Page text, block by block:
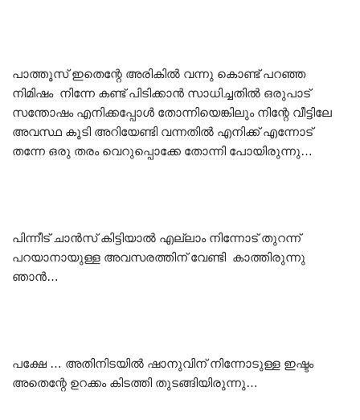
പാത്തൂസ് ഇതെന്റേ അരികിൽ വന്നു കൊണ്ട് പറഞ്ഞ
നിമിഷം നിന്നേ കണ്ട് പിടിക്കാൻ സാധിച്ചതിൽ ഒരുപാട്
സന്തോഷം എനിക്കപ്പോൾ തോന്നിയെങ്കിലും നിന്റേ വീട്ടിലേ
അവസ്ഥ കൂടി അറിയേണ്ടി വന്നതിൽ എനിക്ക് എന്നോട്
തന്നേ ഒരു തരം വെറുപ്പൊക്കേ തോന്നി പോയിരുന്നു…
പിന്നീട് ചാൻസ് കിട്ടിയാൽ എല്ലാം നിന്നോട് തുറന്ന്
പറയാനായുള്ള അവസരത്തിന് വേണ്ടി കാത്തിരുന്നു
ഞാൻ…
പക്ഷേ … അതിനിടയിൽ ഷാനുവിന് നിന്നോടുള്ള ഇഷ്ടം
അതെന്റേ ഉറക്കം കിടത്തി തുടങ്ങിയിരുന്നു…